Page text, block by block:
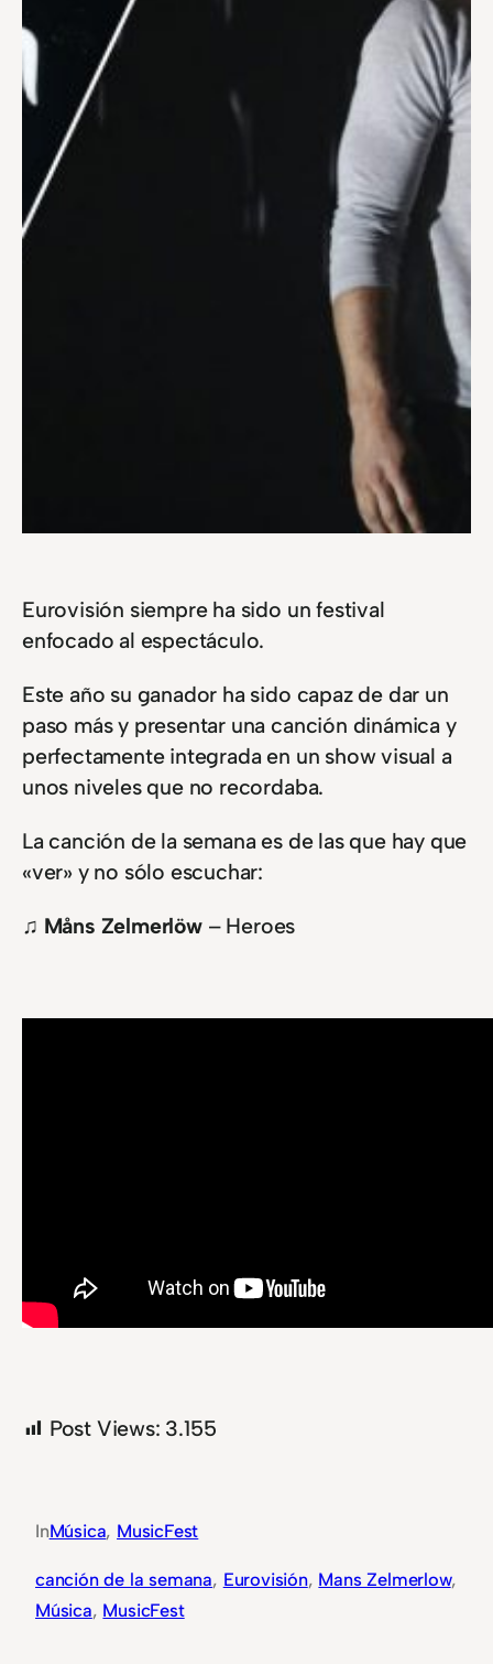
Eurovisión siempre ha sido un festival
enfocado al espectáculo.
Este año su ganador ha sido capaz de dar un
paso más y presentar una canción dinámica y
perfectamente integrada en un show visual a
unos niveles que no recordaba.
La canción de la semana es de las que hay que
«ver» y no sólo escuchar:
♫ Måns Zelmerlöw– Heroes
Post Views: 3.155
InMúsica, MusicFest
canción de la semana, Eurovisión, Mans Zelmerlow
Música, MusicFest